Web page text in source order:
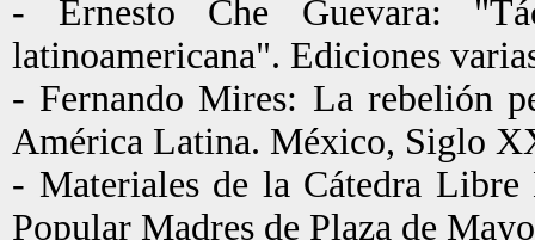
- Ernesto Che Guevara:
latinoamericana". Ediciones
- Fernando Mires: La rebelión
América Latina. México, Siglo
- Materiales de la Cátedra Libre
Popular Madres de Plaza de Mayo